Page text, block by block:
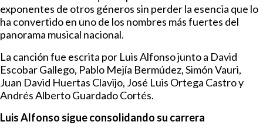
exponentes de otros géneros sin perder la esencia que lo
ha convertido en uno de los nombres más fuertes del
panorama musical nacional.
La canción fue escrita por Luis Alfonso junto a David
Escobar Gallego, Pablo Mejía Bermúdez, Simón Vauri,
Juan David Huertas Clavijo, José Luis Ortega Castro y
Andrés Alberto Guardado Cortés.
Luis Alfonso sigue consolidando su carrera